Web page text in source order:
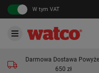
W tym VAT
Darmowa Dostawa
650 zł